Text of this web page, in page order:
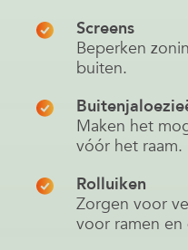
Screens
Beperken
buiten.
Maken het
vóór het raam.
Rolluiken
Zorgen voor
voor ramen en